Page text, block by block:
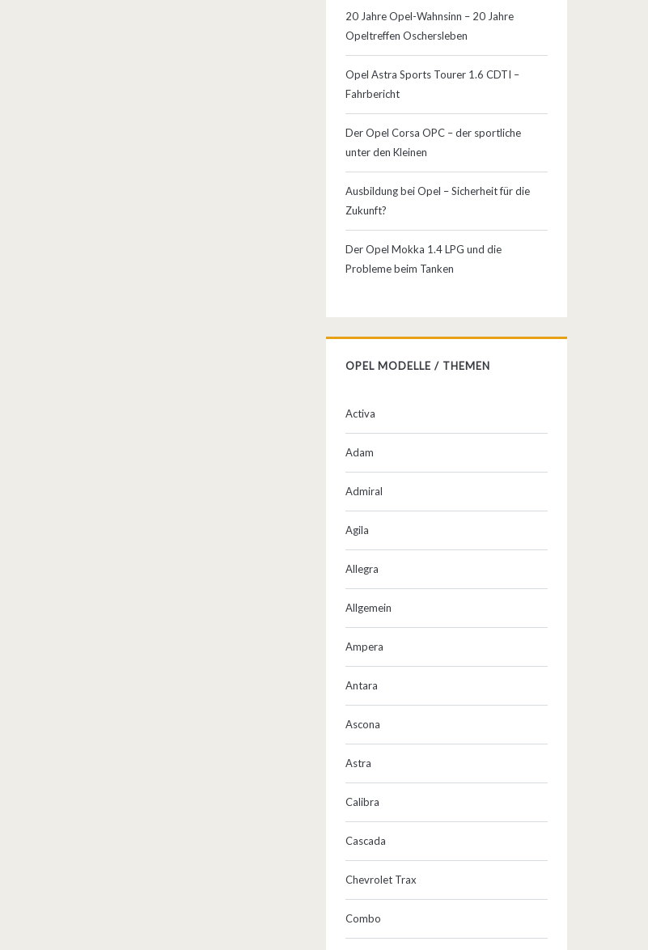
20 Jahre Opel-Wahnsinn – 20 Jahre
Opeltreffen Oschersleben
Opel Astra Sports Tourer 1.6 CDTI –
Fahrbericht
Der Opel Corsa OPC – der sportliche
unter den Kleinen
Ausbildung bei Opel – Sicherheit für die
Zukunft?
Der Opel Mokka 1.4 LPG und die
Probleme beim Tanken
OPEL MODELLE / THEMEN
Activa
Adam
Admiral
Agila
Allegra
Allgemein
Ampera
Antara
Ascona
Astra
Calibra
Cascada
Chevrolet Trax
Combo